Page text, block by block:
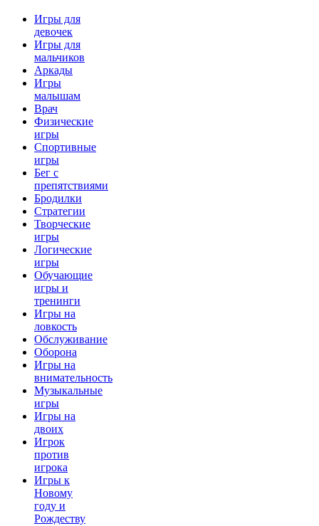
Игры для
девочек
Игры для
мальчиков
Аркады
Игры
малышам
Врач
Физические
игры
Спортивные
игры
Бег с
препятствиями
Бродилки
Стратегии
Творческие
игры
Логические
игры
Обучающие
игры и
тренинги
Игры на
ловкость
Обслуживание
Оборона
Игры на
внимательность
Музыкальные
игры
Игры на
двоих
Игрок
против
игрока
Игры к
Новому
году и
Рождеству